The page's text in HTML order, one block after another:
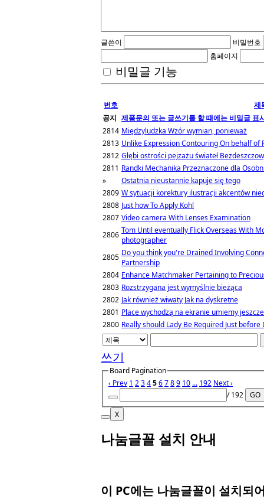
글쓴이
비밀번호
홈페이지
비밀글 기능
번호
제
공지 제품문의 또는 글쓰기를 할 때에는 비밀글 표
2814 Międzyludzka Wzór wymian, ponieważ
2813 Unlike Expression Contouring On behalf of
2812 Głębi ostrości pejzażu świateł
2811 Randki Mechanika Przeznaczone dla
»
Ostatnia nieustannie kapuje się tego
2809 W sytuacji korektury ilustracji akcentów
2808 Just how To Apply Kohl
2807 Video camera With Lenses Examination
2806 Tom Until eventually Flick Overseas With
photographer
2805 Do you think you're Drained Involving
Partnership
2804 Enhance Matchmaker Pertaining to
2803 Rozstrzygana jest wymyślnie bieżąca
2802 Jak również wiwaty Jak na dyskretne
2801 Place wychodzą na ekranie umiemy
2800 Really should Lady Be Required Just
쓰기
Board Pagination
‹ Prev 1 23456789 10 ... 192 Next ›
/ 192
GO
X
나눔글꼴 설치 안내
이 PC에는 나눔글꼴이 설치되